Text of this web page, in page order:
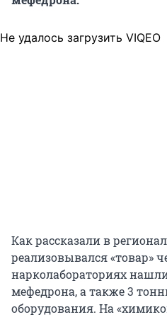
Не удалось загрузить VIQEO
Как рассказали в
реализовывался «товар»
нарколабораториях
мефедрона, а также 3
оборудования. На